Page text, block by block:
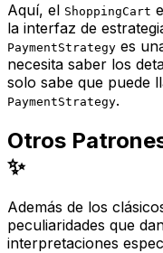
Aquí, el ShoppingCart
la interfaz de
PaymentStrategy es
necesita saber los
solo sabe que puede
PaymentStrategy.
Otros
✨
Además de los
peculiaridades que
interpretaciones